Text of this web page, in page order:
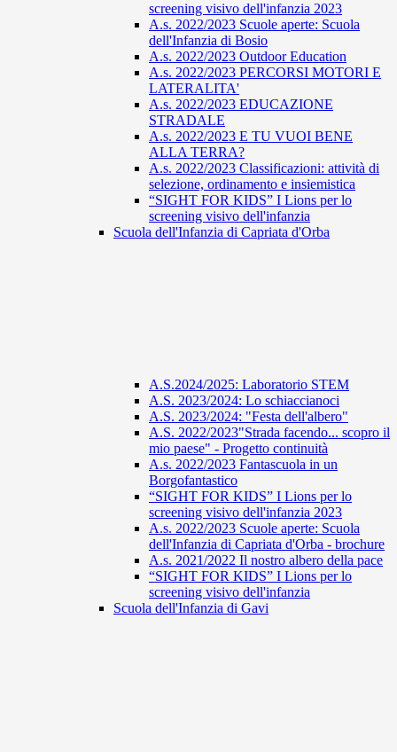
screening visivo dell'infanzia 2023
A.s. 2022/2023 Scuole aperte: Scuola
dell'Infanzia di Bosio
A.s. 2022/2023 Outdoor Education
A.s. 2022/2023 PERCORSI MOTORI E
LATERALITA'
A.s. 2022/2023 EDUCAZIONE
STRADALE
A.s. 2022/2023 E TU VUOI BENE
ALLA TERRA?
A.s. 2022/2023 Classificazioni: attività di
selezione, ordinamento e insiemistica
“SIGHT FOR KIDS” I Lions per lo
screening visivo dell'infanzia
Scuola dell'Infanzia di Capriata d'Orba
A.S.2024/2025: Laboratorio STEM
A.S. 2023/2024: Lo schiaccianoci
A.S. 2023/2024: "Festa dell'albero"
A.S. 2022/2023"Strada facendo... scopro il
mio paese" - Progetto continuità
A.s. 2022/2023 Fantascuola in un
Borgofantastico
“SIGHT FOR KIDS” I Lions per lo
screening visivo dell'infanzia 2023
A.s. 2022/2023 Scuole aperte: Scuola
dell'Infanzia di Capriata d'Orba - brochure
A.s. 2021/2022 Il nostro albero della pace
“SIGHT FOR KIDS” I Lions per lo
screening visivo dell'infanzia
Scuola dell'Infanzia di Gavi